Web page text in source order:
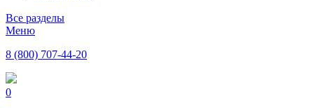
Все разделы
Меню
8 (800) 707-44-20
0